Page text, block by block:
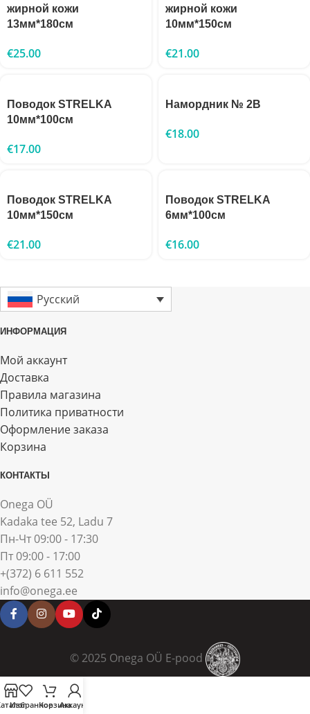
жирной кожи
13мм*180см
€25.00
жирной кожи
10мм*150см
€21.00
Поводок STRELKA
10мм*100см
€17.00
Намордник № 2B
€18.00
Поводок STRELKA
10мм*150см
€21.00
Поводок STRELKA
6мм*100см
€16.00
Русский
ИНФОРМАЦИЯ
Мой аккаунт
Доставка
Правила магазина
Политика приватности
Оформление заказа
Корзина
КОНТАКТЫ
Onega OÜ
Kadaka tee 52, Ladu 7
Пн-Чт 09:00 - 17:30
Пт 09:00 - 17:00
+(372) 6 611 552
info@onega.ee
© 2025 Onega OÜ E-pood
ИзбранноеКорзинаАккаунт